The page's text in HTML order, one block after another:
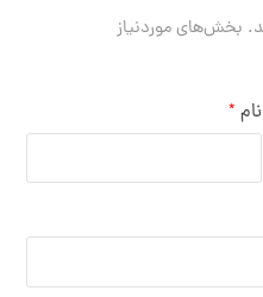
بخش‌های موردنیاز
نام *